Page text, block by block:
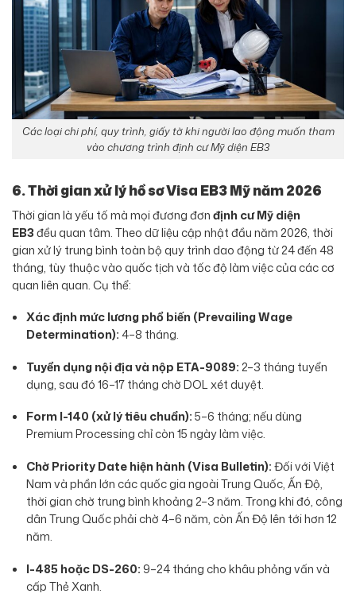
Các loại chi phí, quy trình, giấy tờ khi người lao động muốn tham
vào chương trình định cư Mỹ diện EB3
6. Thời gian xử lý hồ sơ Visa EB3 Mỹ năm 2026
Thời gian là yếu tố mà mọi đương đơnđịnh cư Mỹ diện
EB3đều quan tâm. Theo dữ liệu cập nhật đầu năm 2026, thời
gian xử lý trung bình toàn bộ quy trình dao động từ 24 đến 48
tháng, tùy thuộc vào quốc tịch và tốc độ làm việc của các cơ
quan liên quan. Cụ thể:
Xác định mức lương phổ biến (Prevailing Wage
Determination):4–8 tháng.
Tuyển dụng nội địa và nộp ETA-9089:2–3 tháng tuyển
dụng, sau đó 16–17 tháng chờ DOL xét duyệt.
Form I-140 (xử lý tiêu chuẩn):5–6 tháng; nếu dùng
Premium Processing chỉ còn 15 ngày làm việc.
Chờ Priority Date hiện hành (Visa Bulletin):Đối với Việt
Nam và phần lớn các quốc gia ngoài Trung Quốc, Ấn Độ,
thời gian chờ trung bình khoảng 2–3 năm. Trong khi đó, công
dân Trung Quốc phải chờ 4–6 năm, còn Ấn Độ lên tới hơn 12
năm.
I-485 hoặc DS-260:9–24 tháng cho khâu phỏng vấn và
cấp Thẻ Xanh.